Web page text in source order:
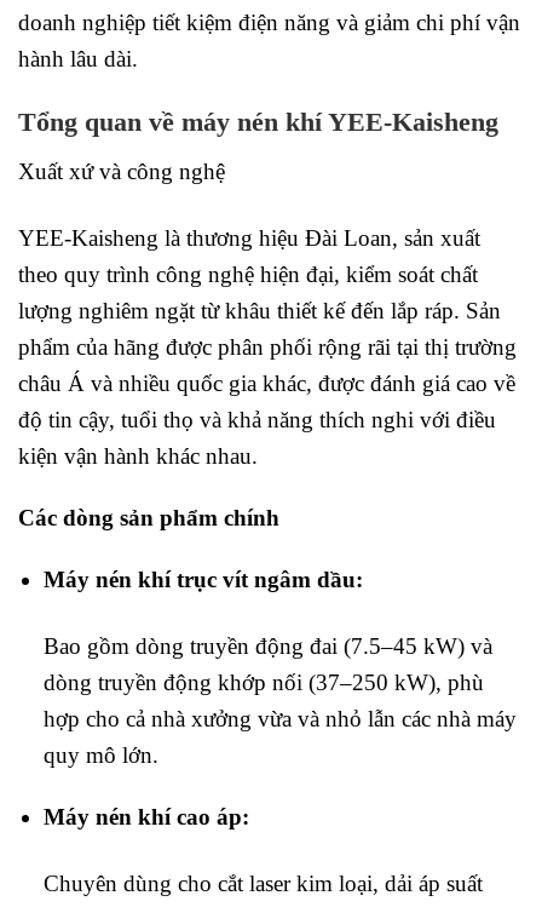
doanh nghiệp tiết kiệm điện năng và giảm chi phí vận
hành lâu dài.
Tổng quan về máy nén khí YEE-Kaisheng
Xuất xứ và công nghệ
YEE-Kaisheng là thương hiệu Đài Loan, sản xuất
theo quy trình công nghệ hiện đại, kiểm soát chất
lượng nghiêm ngặt từ khâu thiết kế đến lắp ráp. Sản
phẩm của hãng được phân phối rộng rãi tại thị trường
châu Á và nhiều quốc gia khác, được đánh giá cao về
độ tin cậy, tuổi thọ và khả năng thích nghi với điều
kiện vận hành khác nhau.
Các dòng sản phẩm chính
Máy nén khí trục vít ngâm dầu:
Bao gồm dòng truyền động đai (7.5–45 kW) và
dòng truyền động khớp nối (37–250 kW), phù
hợp cho cả nhà xưởng vừa và nhỏ lẫn các nhà máy
quy mô lớn.
Máy nén khí cao áp:
Chuyên dùng cho cắt laser kim loại, dải áp suất